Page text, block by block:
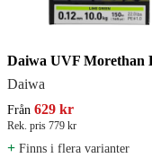
Daiwa
Från 629 kr
Rek. pris 779 kr
+ Finns i flera varianter